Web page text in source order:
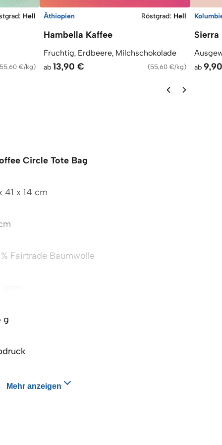
: Hell
55,60 €/kg)
Äthiopien Röstgrad: Hell
Hambella Kaffee
Fruchtig, Erdbeere, Milchschokolade
ab 13,90 € (55,60 €/kg)
Sierra
ab
Circle Tote Bag
41 x 14 cm
Fairtrade Baumwolle
g
Mehr anzeigen